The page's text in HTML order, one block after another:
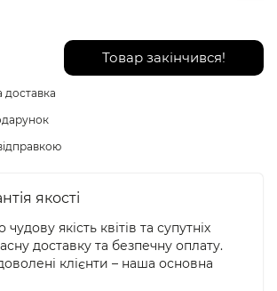
Товар закінчився!
доставка
якості
якість квітів та супутніх
доставку та безпечну оплату.
клієнти – наша основна